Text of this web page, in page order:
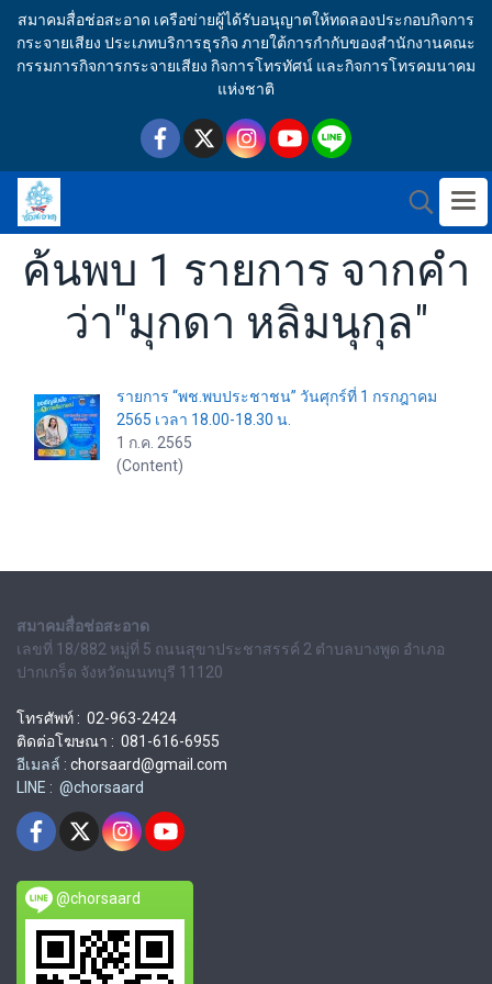
สมาคมสื่อช่อสะอาด เครือข่ายผู้ได้รับอนุญาตให้ทดลองประกอบกิจการ
กระจายเสียง ประเภทบริการธุรกิจ ภายใต้การกำกับของสำนักงานคณะ
กรรมการกิจการกระจายเสียง กิจการโทรทัศน์ และกิจการโทรคมนาคม
แห่งชาติ
ค้นพบ 1 รายการ จากคำ
ว่า"มุกดา หลิมนุกุล"
รายการ “พช.พบประชาชน” วันศุกร์ที่ 1 กรกฎาคม
2565 เวลา 18.00-18.30 น.
1 ก.ค. 2565
(Content)
สมาคมสื่อช่อสะอาด
เลขที่ 18/882 หมู่ที่ 5 ถนนสุขาประชาสรรค์ 2 ตำบลบางพูด อำเภอ
ปากเกร็ด จังหวัดนนทบุรี 11120
โทรศัพท์ : 02-963-2424
ติดต่อโฆษณา : 081-616-6955
อีเมลล์ : chorsaard@gmail.com
LINE : @chorsaard
@chorsaard